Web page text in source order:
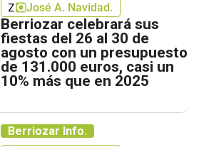
José A. Navidad.
Berriozar celebrará sus
fiestas del 26 al 30 de
agosto con un presupuesto
de 131.000 euros, casi un
10% más que en 2025
Berriozar Info.